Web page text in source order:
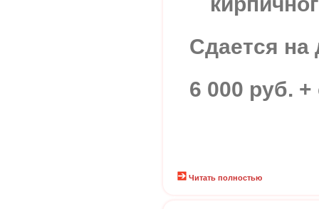
Сдается на
6 000 руб.
Читать полностью